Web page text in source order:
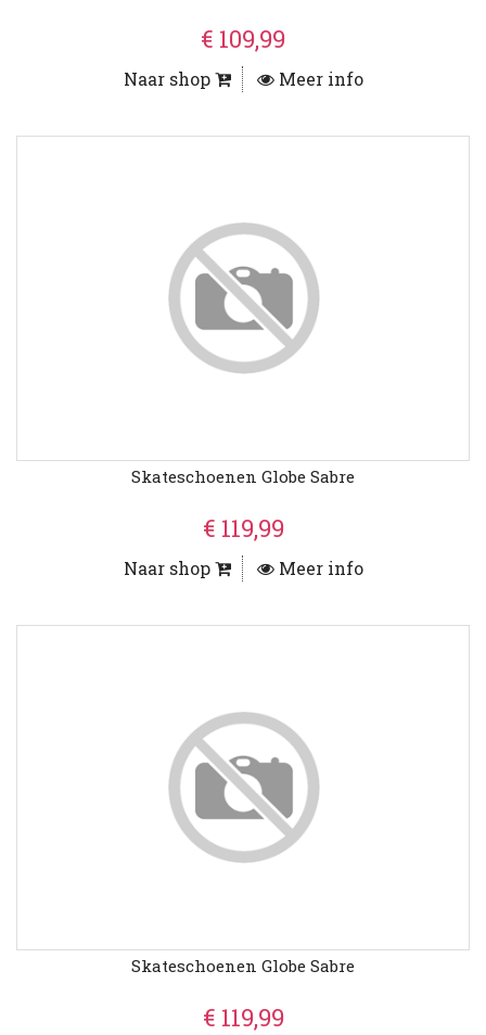
€ 109,99
Naar shop Meer info
Skateschoenen Globe Sabre
€ 119,99
Naar shop Meer info
Skateschoenen Globe Sabre
€ 119,99